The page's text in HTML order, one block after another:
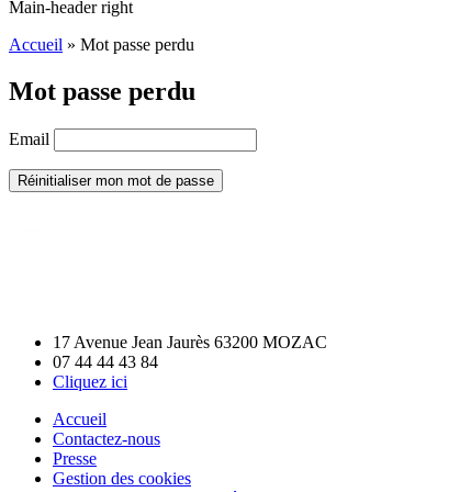
Main-header right
Accueil » Mot passe perdu
Mot passe perdu
Email
17 Avenue Jean Jaurès 63200 MOZAC
07 44 44 43 84
Cliquez ici
Accueil
Contactez-nous
Presse
Gestion des cookies